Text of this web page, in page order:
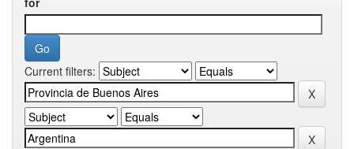
Current filters: